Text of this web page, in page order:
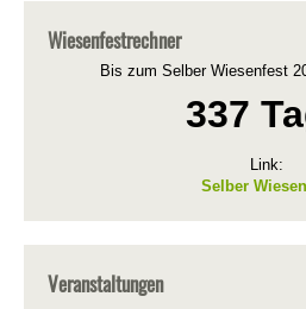
Wiesenfestrechner
Bis zum Selber Wiesenfest
337
Link:
Selber
Veranstaltungen